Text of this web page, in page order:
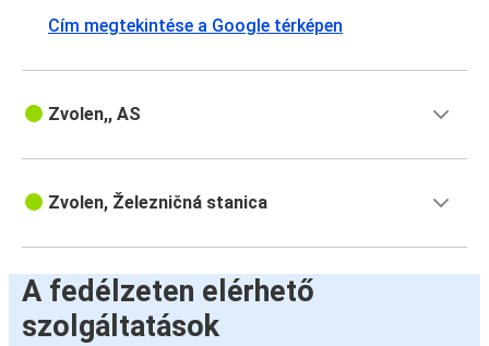
Cím megtekintése a Google térképen
Zvolen,, AS
Zvolen, Železničná stanica
A fedélzeten elérhető
szolgáltatások